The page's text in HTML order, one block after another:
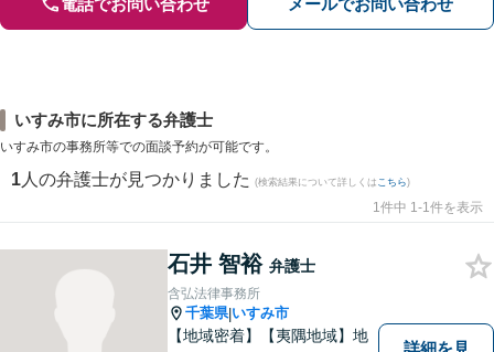
いすみ市に所在する弁護士
いすみ市の事務所等での面談予約が可能です。
1 人の弁護士が見つかりました (検索結果について詳しくは こちら)
1件中 1-1件を表示
石井 智裕 弁護士
含弘法律事務所
千葉県|いすみ市
【地域密着】【夷隅地域】地
詳細を見